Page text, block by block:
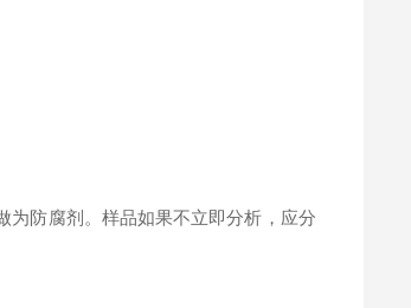
为防腐剂。样品如果不立即分析，应分